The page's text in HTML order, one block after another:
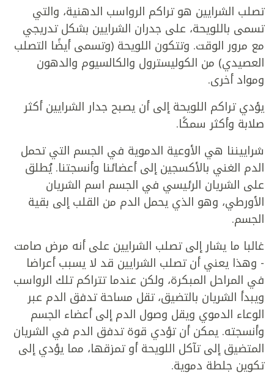
تصلب الشرايين هو تراكم الرواسب الدهنية، والتي
تسمى باللويحة، على جدران الشرايين بشكل تدريجي
مع مرور الوقت. وتتكون اللويحة (وتسمى أيضًا التصلب
العصيدي) من الكوليسترول والكالسيوم والدهون
ومواد أخرى.
يؤدي تراكم اللويحة إلى أن يصبح جدار الشرايين أكثر
صلابة وأكثر سمكًا.
شراييننا هي الأوعية الدموية في الجسم التي تحمل
الدم الغني بالأكسجين إلى أعضائنا وأنسجتنا. يُطلق
على الشريان الرئيسي في الجسم اسم الشريان
الأورطي، وهو الذي يحمل الدم من القلب إلى بقية
الجسم.
غالبا ما يشار إلى تصلب الشرايين على أنه مرض صامت
- وهذا يعني أن تصلب الشرايين قد لا يسبب أعراضا
في المراحل المبكرة، ولكن عندما تتراكم تلك الرواسب
ويبدأ الشريان بالتضيق، تقل مساحة تدفق الدم عبر
الوعاء الدموي ويقل وصول الدم إلى أعضاء الجسم
وأنسجته. يمكن أن تؤدي قوة تدفق الدم في الشريان
المتضيق إلى تآكل اللويحة أو تمزقها، مما يؤدي إلى
تكوين جلطة دموية.